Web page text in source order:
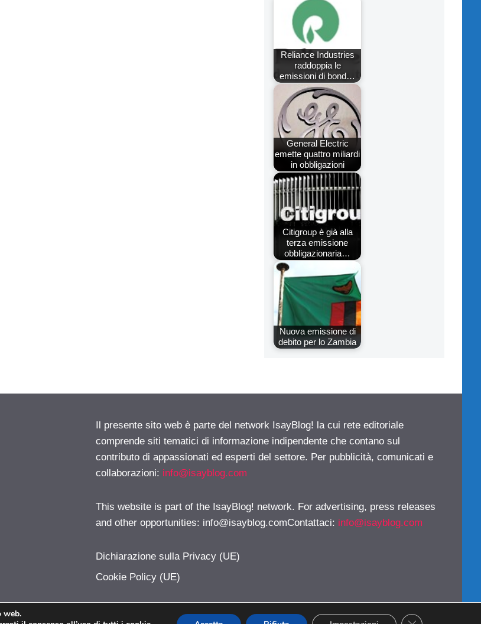
Reliance Industries
raddoppia le
emissioni di bond…
General Electric
emette quattro miliardi
in obbligazioni
Citigroup è già alla
terza emissione
obbligazionaria…
Nuova emissione di
debito per lo Zambia
Il presente sito web è parte del network IsayBlog! la cui rete editoriale
comprende siti tematici di informazione indipendente che contano sul
contributo di appassionati ed esperti del settore. Per pubblicità, comunicati e
collaborazioni: info@isayblog.com
This website is part of the IsayBlog! network. For advertising, press releases
and other opportunities: info@isayblog.comContattaci: info@isayblog.com
Dichiarazione sulla Privacy (UE)
Cookie Policy (UE)
web.
CLOSE GDPR